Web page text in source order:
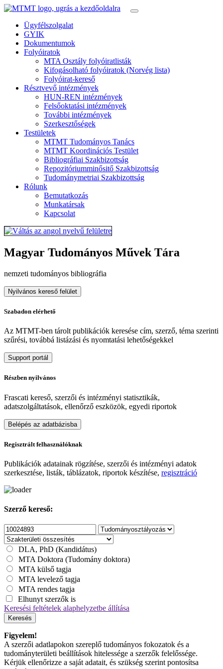
Ügyfélszolgalat
GYIK
Dokumentumok
Folyóiratok
MTA Osztály folyóiratlisták
Kifogásolható folyóiratok (Norvég lista)
Folyóirat-kereső
Résztvevő intézmények
HUN-REN intézmények
Felsőoktatási intézmények
További intézmények
Szerkesztőségek
Testületek
MTMT Tudományos Tanács
MTMT Koordinációs Testület
Bibliográfiai Szakbizottság
Repozitóriumminősitő Szakbizottság
Tudománymetriai Szakbizottság
Rólunk
Bemutatkozás
Munkatársak
Kapcsolat
Magyar Tudományos Művek Tára
nemzeti tudományos bibliográfia
Nyilvános kereső felület
Szabadon elérhető
Az MTMT-ben tárolt publikációk keresése cím, szerző, téma szerinti
szűrési, továbbá listázási és nyomtatási lehetőségekkel
Support portál
Részben nyilvános
Frascati kereső, szerzői és intézményi statisztikák,
adatszolgáltatások, ellenőrző eszközök, egyedi riportok
Belépés az adatbázisba
Regisztrált felhasználóknak
Publikációk adatainak rögzítése, szerzői és intézményi adatok
szerkesztése, listák, táblázatok, riportok készítése, regisztráció
Szerző kereső:
DLA, PhD (Kandidátus)
MTA Doktora (Tudomány doktora)
MTA külső tagja
MTA levelező tagja
MTA rendes tagja
Elhunyt szerzők is
Keresési feltételek alaphelyzetbe állítása
Keresés
Figyelem!
A szerzői adatlapokon szereplő tudományos fokozatok és a
tudományterületi beállítások hitelessége a szerzők felelőssége.
Kérjük ellenőrizze a saját adatait, és szükség szerint pontosítsa